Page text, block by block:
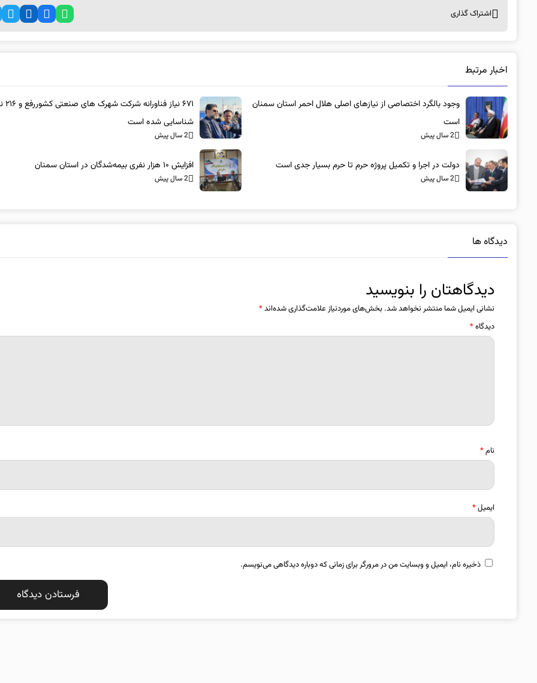
اشتراک گذاری
اخبار مرتبط
وجود بالگرد اختصاصی از نیازهای اصلی هلال احمر استان سمنان
است
2 سال پیش
۶۷۱ نیاز
شناسایی شده است
2 سال پیش
دولت در اجرا و تکمیل پروژه حرم تا حرم بسیار جدی است
2 سال پیش
افزایش ۱۰ هزار نفری بیمه‌شدگان در استان سمنان
2 سال پیش
دیدگاه ها
دیدگاهتان را بنویسید
نشانی ایمیل شما منتشر نخواهد شد. بخش‌های موردنیاز علامت‌گذاری شده‌اند*
دیدگاه*
نام*
ایمیل*
ذخیره نام، ایمیل و وبسایت من در مرورگر برای زمانی که دوباره دیدگاهی می‌نویسم.